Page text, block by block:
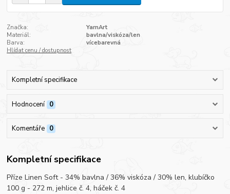
Značka:
YarnArt
Materiál:
bavlna/viskóza/len
Barva:
vícebarevná
Hlídat cenu / dostupnost
Kompletní specifikace
Hodnocení 0
Komentáře 0
Kompletní specifikace
Příze Linen Soft - 34% bavlna / 36% viskóza / 30% len, klubíčko
100 g - 272 m, jehlice č. 4, háček č. 4